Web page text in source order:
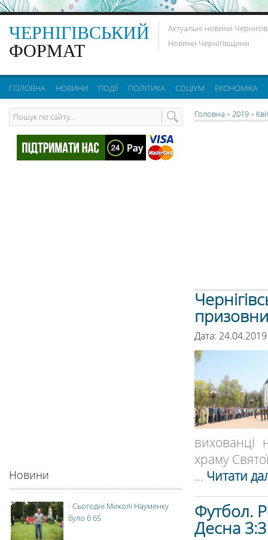
ЧЕРНІГІВСЬКИЙ
ФОРМАТ
Актуальні новини
Новини Чернігівщини
ГОЛОВНА НОВИНИ ПОДІЇ ПОЛІТИКА СОЦІУМ ЕКОНОМІКА
Головна » 2019»
Дата:
вихованці
храму
... Читати
Футбол.
Десна 3:3
Новини
-Сьогодні Миколі Науменку
було б 65